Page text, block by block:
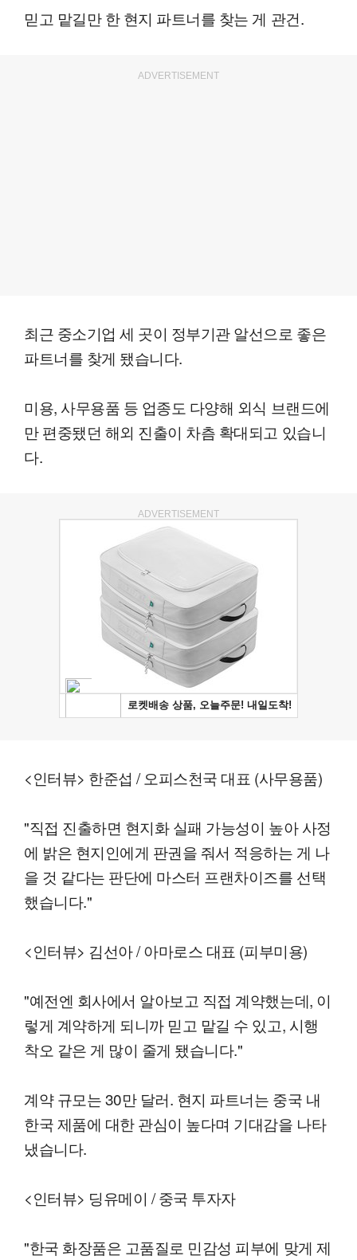
믿고 맡길만 한 현지 파트너를 찾는 게 관건.
ADVERTISEMENT
최근 중소기업 세 곳이 정부기관 알선으로 좋은
파트너를 찾게 됐습니다.
미용, 사무용품 등 업종도 다양해 외식 브랜드에
만 편중됐던 해외 진출이 차츰 확대되고 있습니
다.
ADVERTISEMENT
<인터뷰> 한준섭 / 오피스천국 대표 (사무용품)
"직접 진출하면 현지화 실패 가능성이 높아 사정
에 밝은 현지인에게 판권을 줘서 적응하는 게 나
을 것 같다는 판단에 마스터 프랜차이즈를 선택
했습니다."
<인터뷰> 김선아 / 아마로스 대표 (피부미용)
"예전엔 회사에서 알아보고 직접 계약했는데, 이
렇게 계약하게 되니까 믿고 맡길 수 있고, 시행
착오 같은 게 많이 줄게 됐습니다."
계약 규모는 30만 달러. 현지 파트너는 중국 내
한국 제품에 대한 관심이 높다며 기대감을 나타
냈습니다.
<인터뷰> 딩유메이 / 중국 투자자
"한국 화장품은 고품질로 민감성 피부에 맞게 제